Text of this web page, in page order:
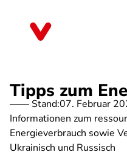
Tipps zum
Stand:07. Februar
Informationen zum
Energieverbrauch sowie
Ukrainisch und Russisch